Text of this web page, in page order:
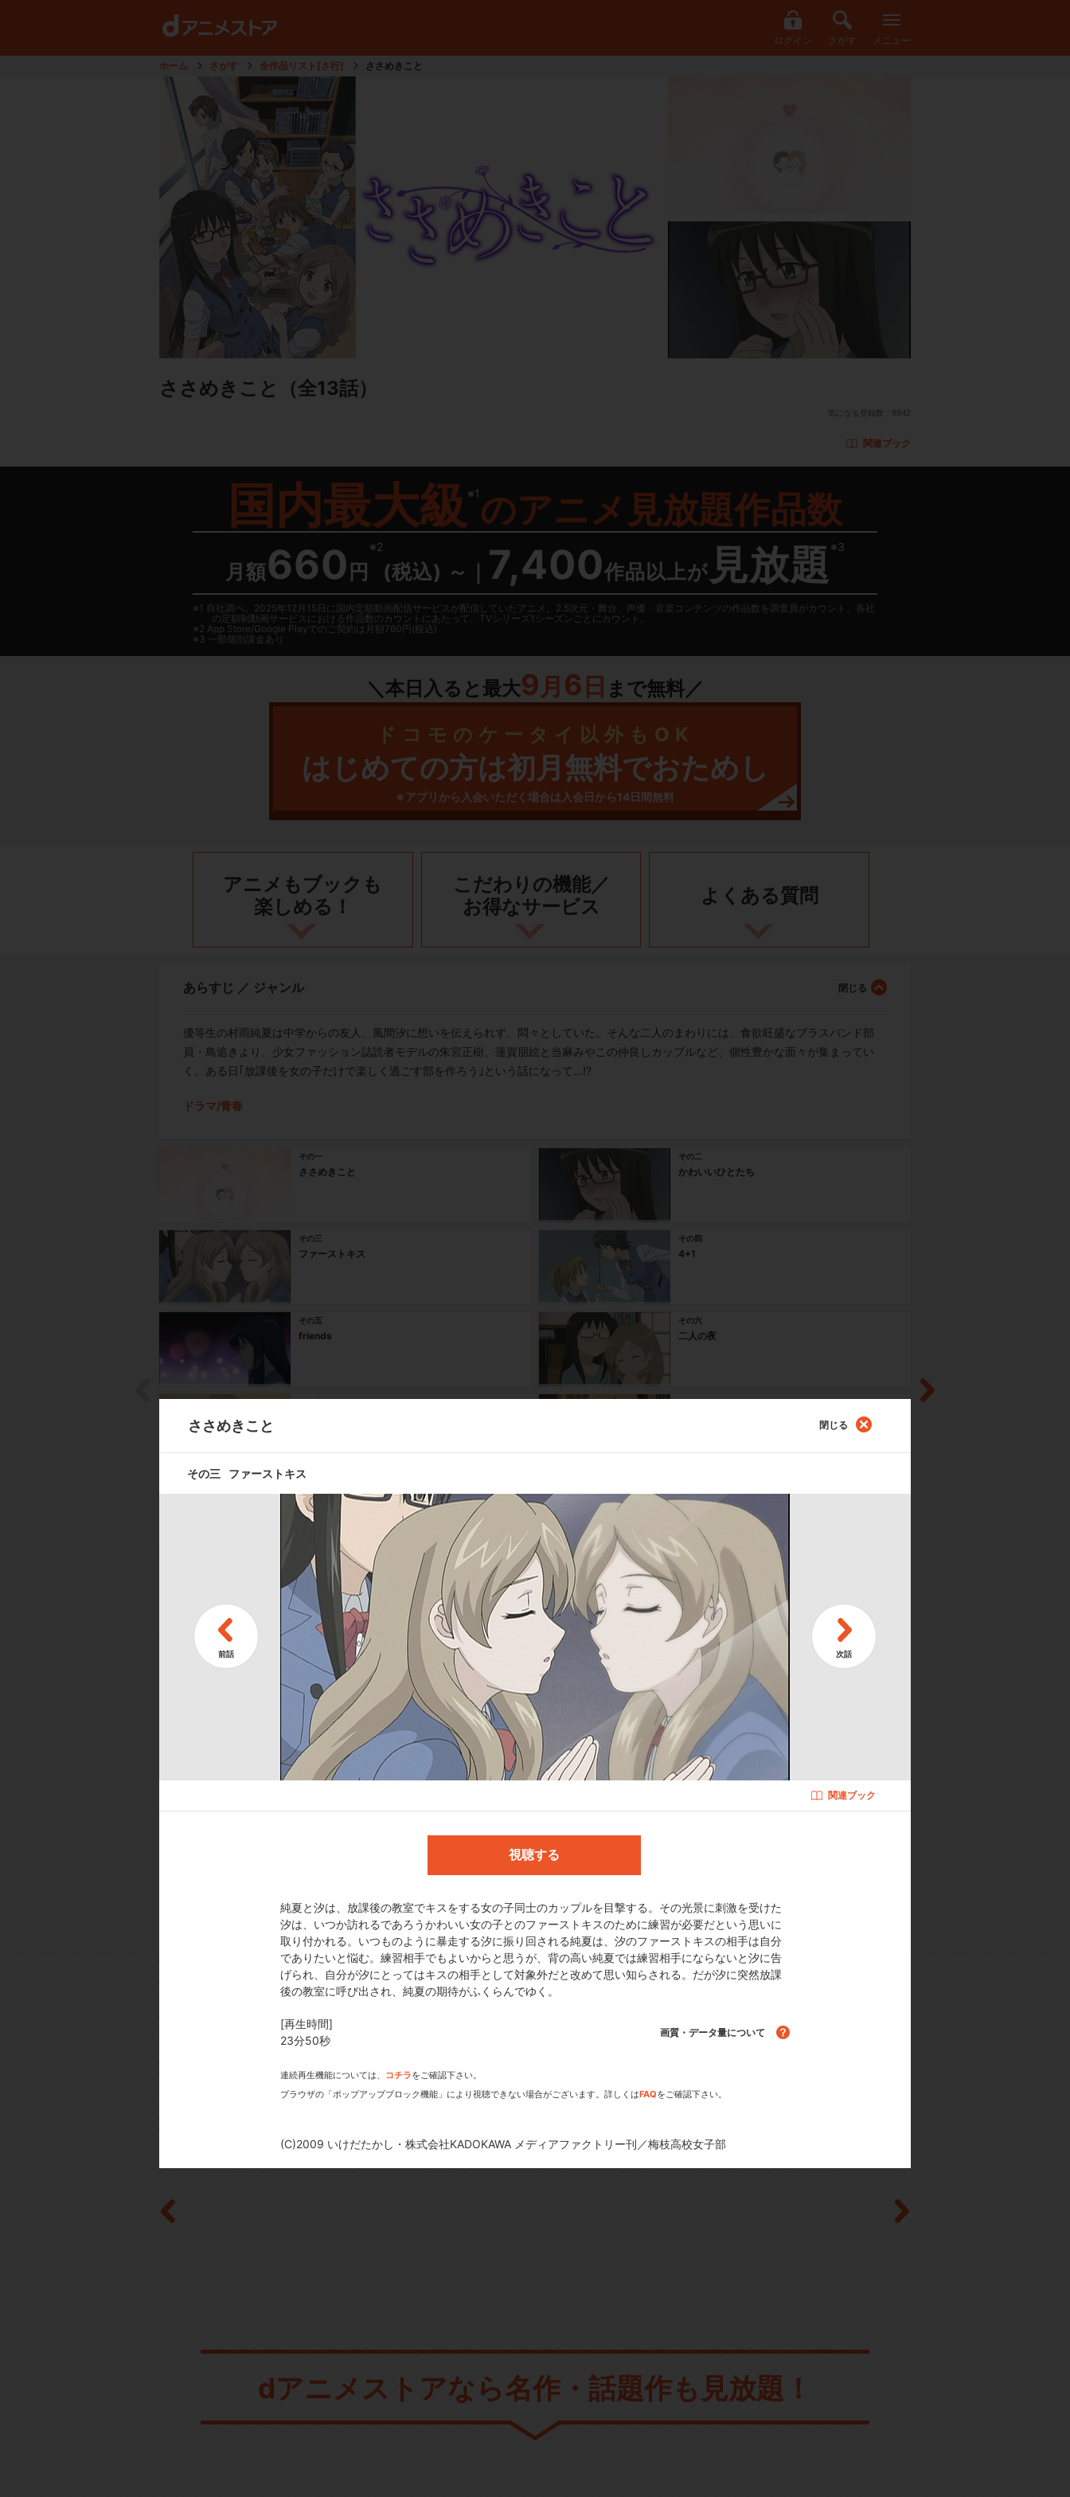
ログイン さがす メニュー
ホーム さがす 全作品リスト[さ行] ささめきこと
ささめきこと （全13話）
気になる登録数： 9942
関連ブック
国内最大級 ※1 のアニメ見放題作品数
月額660 円
※2
(税込) ～ 7,400作品以上が 見放題 ※3
1 自社調べ。2025年12月15日に国内定額動画配信サービスが配信していたアニメ、2.5次元・舞台、声優・音楽コンテンツの作品数を調査員がカウント。各社
の定額制動画サービスにおける作品数のカウントにあたって、TVシリーズ1シーズンごとにカウント。
2 App Store/Google Playでのご契約は月額760円(税込)
3 一部個別課金あり
＼本日入ると最大9月 6 日 まで無料／
ドコモのケータイ以外もOK
はじめての方は初月無料でおためし
※アプリから入会いただく場合は入会日から14日間無料
アニメもブックも
楽しめる！
こだわりの機能／
お得なサービス
よくある質問
あらすじ ／ ジャンル
優等生の村雨純夏は中学からの友人、風間汐に想いを伝えられず、悶々としていた。そんな二人のまわりには、食欲旺盛なブラスバンド部
員・鳥追きより、少女ファッション誌読者モデルの朱宮正樹、蓮賀朋絵と当麻みやこの仲良しカップルなど、個性豊かな面々が集まってい
く。ある日｢放課後を女の子だけで楽しく過ごす部を作ろう｣という話になって…!?
ドラマ/青春
その一
ささめきこと
その二
かわいいひとたち
その三
ファーストキス
その四
4+1
その五
friends
その六
二人の夜
その七 その八
ひまわりの君 ハプニング・イン・サマー
その十一
なんでもない
その十二
雨をみたかい
キャスト ／ スタッフ
村雨純夏:高垣彩陽／風間汐:高本めぐみ／朱宮正樹:清水彩香／鳥追きより:加藤英美里／蓮賀朋絵:原田ひとみ／当麻みやこ:斎藤千和／蒼井あ
原作:いけだたかし(月刊コミックアライブ連載/メディアファクトリー刊)／監督:菅沼栄治／脚本:倉田英之／キャラクターデザイン:猪股雅美
(C)2009 いけだたかし・株式会社KADOKAWA メディアファクトリー刊／梅枝高校女子部
今期アニメがいち早く見られる！
dアニメストアなら名作・話題作も見放題！
ささめきこと 閉じる
その三 ファーストキス
関連ブック
視聴する
純夏と汐は、放課後の教室でキスをする女の子同士のカップルを目撃する。その光景に刺激を受けた
汐は、いつか訪れるであろうかわいい女の子とのファーストキスのために練習が必要だという思いに
取り付かれる。いつものように暴走する汐に振り回される純夏は、汐のファーストキスの相手は自分
でありたいと悩む。練習相手でもよいからと思うが、背の高い純夏では練習相手にならないと汐に告
げられ、自分が汐にとってはキスの相手として対象外だと改めて思い知らされる。だが汐に突然放課
後の教室に呼び出され、純夏の期待がふくらんでゆく。
[再生時間]
23分50秒
画質・データ量について
連続再生機能については、 コチラをご確認下さい。
ブラウザの「ポップアップブロック機能」により視聴できない場合がございます。詳しくはFAQをご確認下さい。
(C)2009 いけだたかし・株式会社KADOKAWA メディアファクトリー刊／梅枝高校女子部